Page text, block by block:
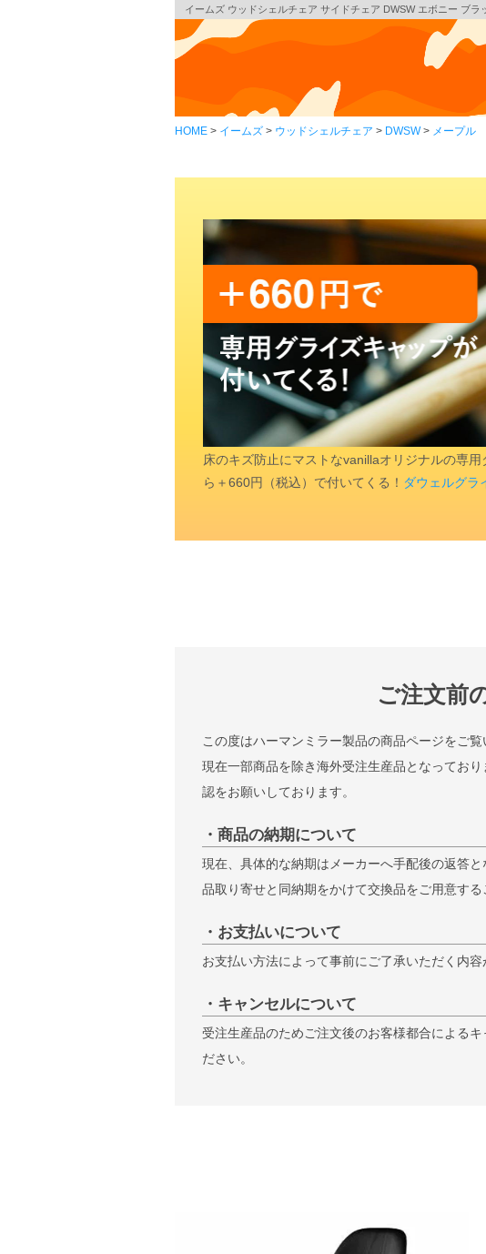
イームズ ウッドシェルチェア サイドチェア DWSW エボニー ブラ
HOME イームズ ウッドシェルチェア DWSW メープル
床のキズ防止にマストなvanillaオリジナルの専
ら＋660円（税込）で付いてくる！ ダウェルグラ
ご注文前
この度はハーマンミラー製品の商品ページをご覧
現在一部商品を除き海外受注生産品となってお
認をお願いしております。
・商品の納期について
現在、具体的な納期はメーカーへ手配後の返答
品取り寄せと同納期をかけて交換品をご用意する
・お支払いについて
お支払い方法によって事前にご了承いただく内容
・キャンセルについて
受注生産品のためご注文後のお客様都合による
ださい。